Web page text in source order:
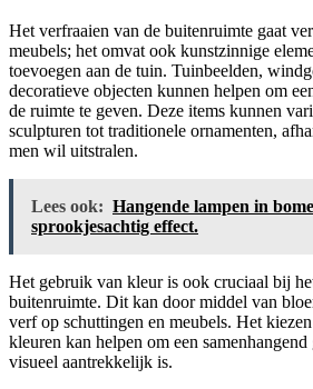
Het verfraaien van de buitenruimte gaat
meubels; het omvat ook kunstzinnige
toevoegen aan de tuin. Tuinbeelden,
decoratieve objecten kunnen helpen om
de ruimte te geven. Deze items kunnen
sculpturen tot traditionele ornamenten,
men wil uitstralen.
Lees ook: Hangende lampen in
sprookjesachtig effect.
Het gebruik van kleur is ook cruciaal bij
buitenruimte. Dit kan door middel van
verf op schuttingen en meubels. Het
kleuren kan helpen om een samenhangend
visueel aantrekkelijk is.